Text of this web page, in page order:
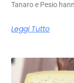
Tanaro e Pesio
Leggi Tutto